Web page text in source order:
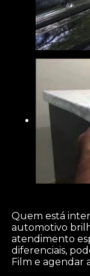
Quem está
automotivo
atendimento
diferenciais,
Film e agendar